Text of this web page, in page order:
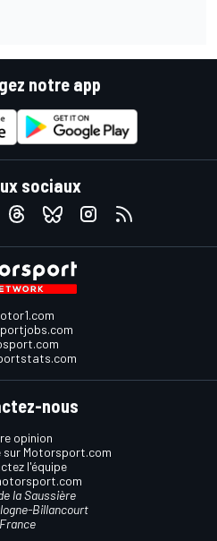
notre app
sociaux
nous
opinion
Motorsport.com
l'équipe
la Saussière
Billancourt
France